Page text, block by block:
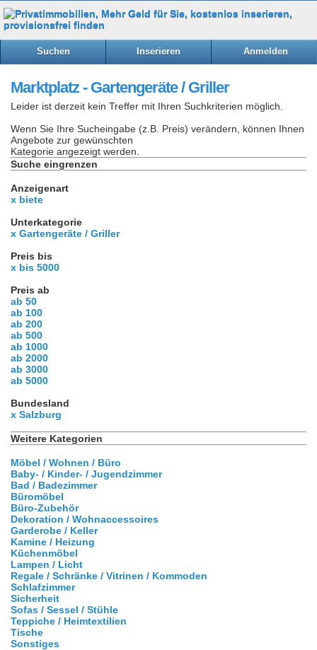
Suchen Inserieren Anmelden
Marktplatz - Gartengeräte / Griller
Leider ist derzeit kein Treffer mit Ihren Suchkriterien möglich.
Wenn Sie Ihre Sucheingabe (z.B. Preis) verändern, können Ihnen
Angebote zur gewünschten
Kategorie angezeigt werden.
Suche eingrenzen
Anzeigenart
x biete
Unterkategorie
x Gartengeräte / Griller
Preis bis
x bis 5000
Preis ab
ab 50
ab 100
ab 200
ab 500
ab 1000
ab 2000
ab 3000
ab 5000
Bundesland
x Salzburg
Weitere Kategorien
Möbel / Wohnen / Büro
Baby- / Kinder- / Jugendzimmer
Bad / Badezimmer
Büromöbel
Büro-Zubehör
Dekoration / Wohnaccessoires
Garderobe / Keller
Kamine / Heizung
Küchenmöbel
Lampen / Licht
Regale / Schränke / Vitrinen / Kommoden
Schlafzimmer
Sicherheit
Sofas / Sessel / Stühle
Teppiche / Heimtextilien
Tische
Sonstiges